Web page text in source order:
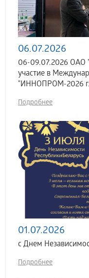
06.07.2026
06-09.07.2026 ОАО
участие в
"ИННОПРОМ-2026
Подробнее
01.07.2026
с Днем
Подробнее